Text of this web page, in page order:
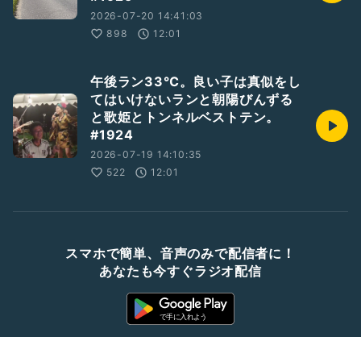
2026-07-20 14:41:03
898
12:01
午後ラン33℃。良い子は真似をし
てはいけないランと朝陽びんずる
と歌姫とトンネルベストテン。
#1924
2026-07-19 14:10:35
522
12:01
スマホで簡単、音声のみで配信者に！
あなたも今すぐラジオ配信